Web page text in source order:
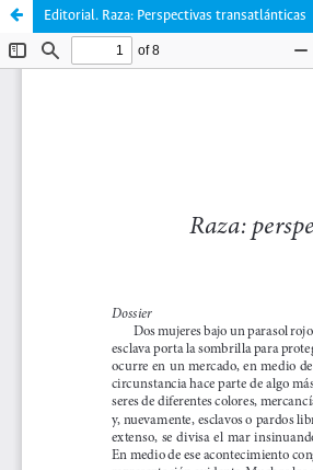
Editorial. Raza: Perspectivas transatlánticas